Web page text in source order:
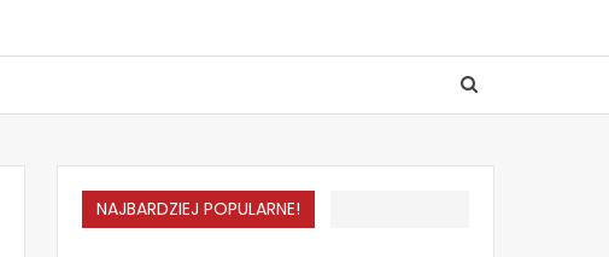
NAJBARDZIEJ POPULARNE!